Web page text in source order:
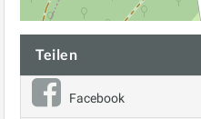
Teilen
Facebook